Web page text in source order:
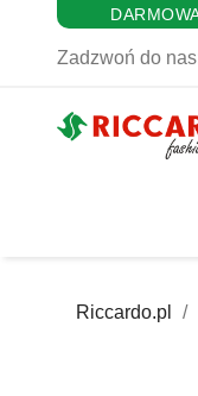
Zadzwoń do
Riccardo.pl